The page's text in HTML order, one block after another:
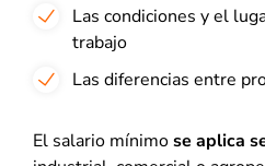
Las condiciones y el
trabajo
Las diferencias entre
El salario mínimose aplica